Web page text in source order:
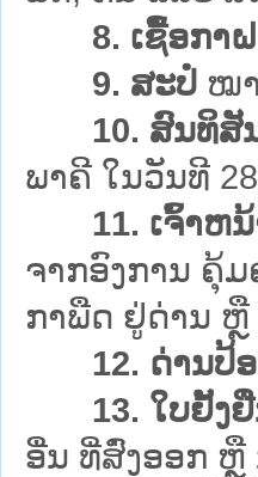
8. ເຊື້ອກາຝ
9. ສະປໍ ໝ
10. ສົນທິສັ
ພາຄີ ໃນວັນທີ
11. ເຈົ້າຫນ້
ຈາກອົງການ ຄຸ້
ກາພືດ ຢູ່ດ່ານ
12. ດ່ານປ້ອ
13. ໃບຢັ້ງຢື
ອື່ນ ທີ່ສົ່ງອອກ ຫຼື